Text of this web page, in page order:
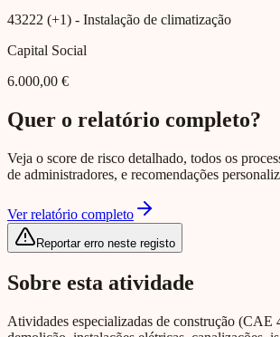
43222 (+1) - Instalação de climatização
Capital Social
6.000,00 €
Quer o relatório completo?
Veja o score de risco detalhado, todos os
de administradores, e recomendações
Ver relatório completo
Reportar erro neste registo
Sobre esta atividade
Atividades especializadas de construção (CAE